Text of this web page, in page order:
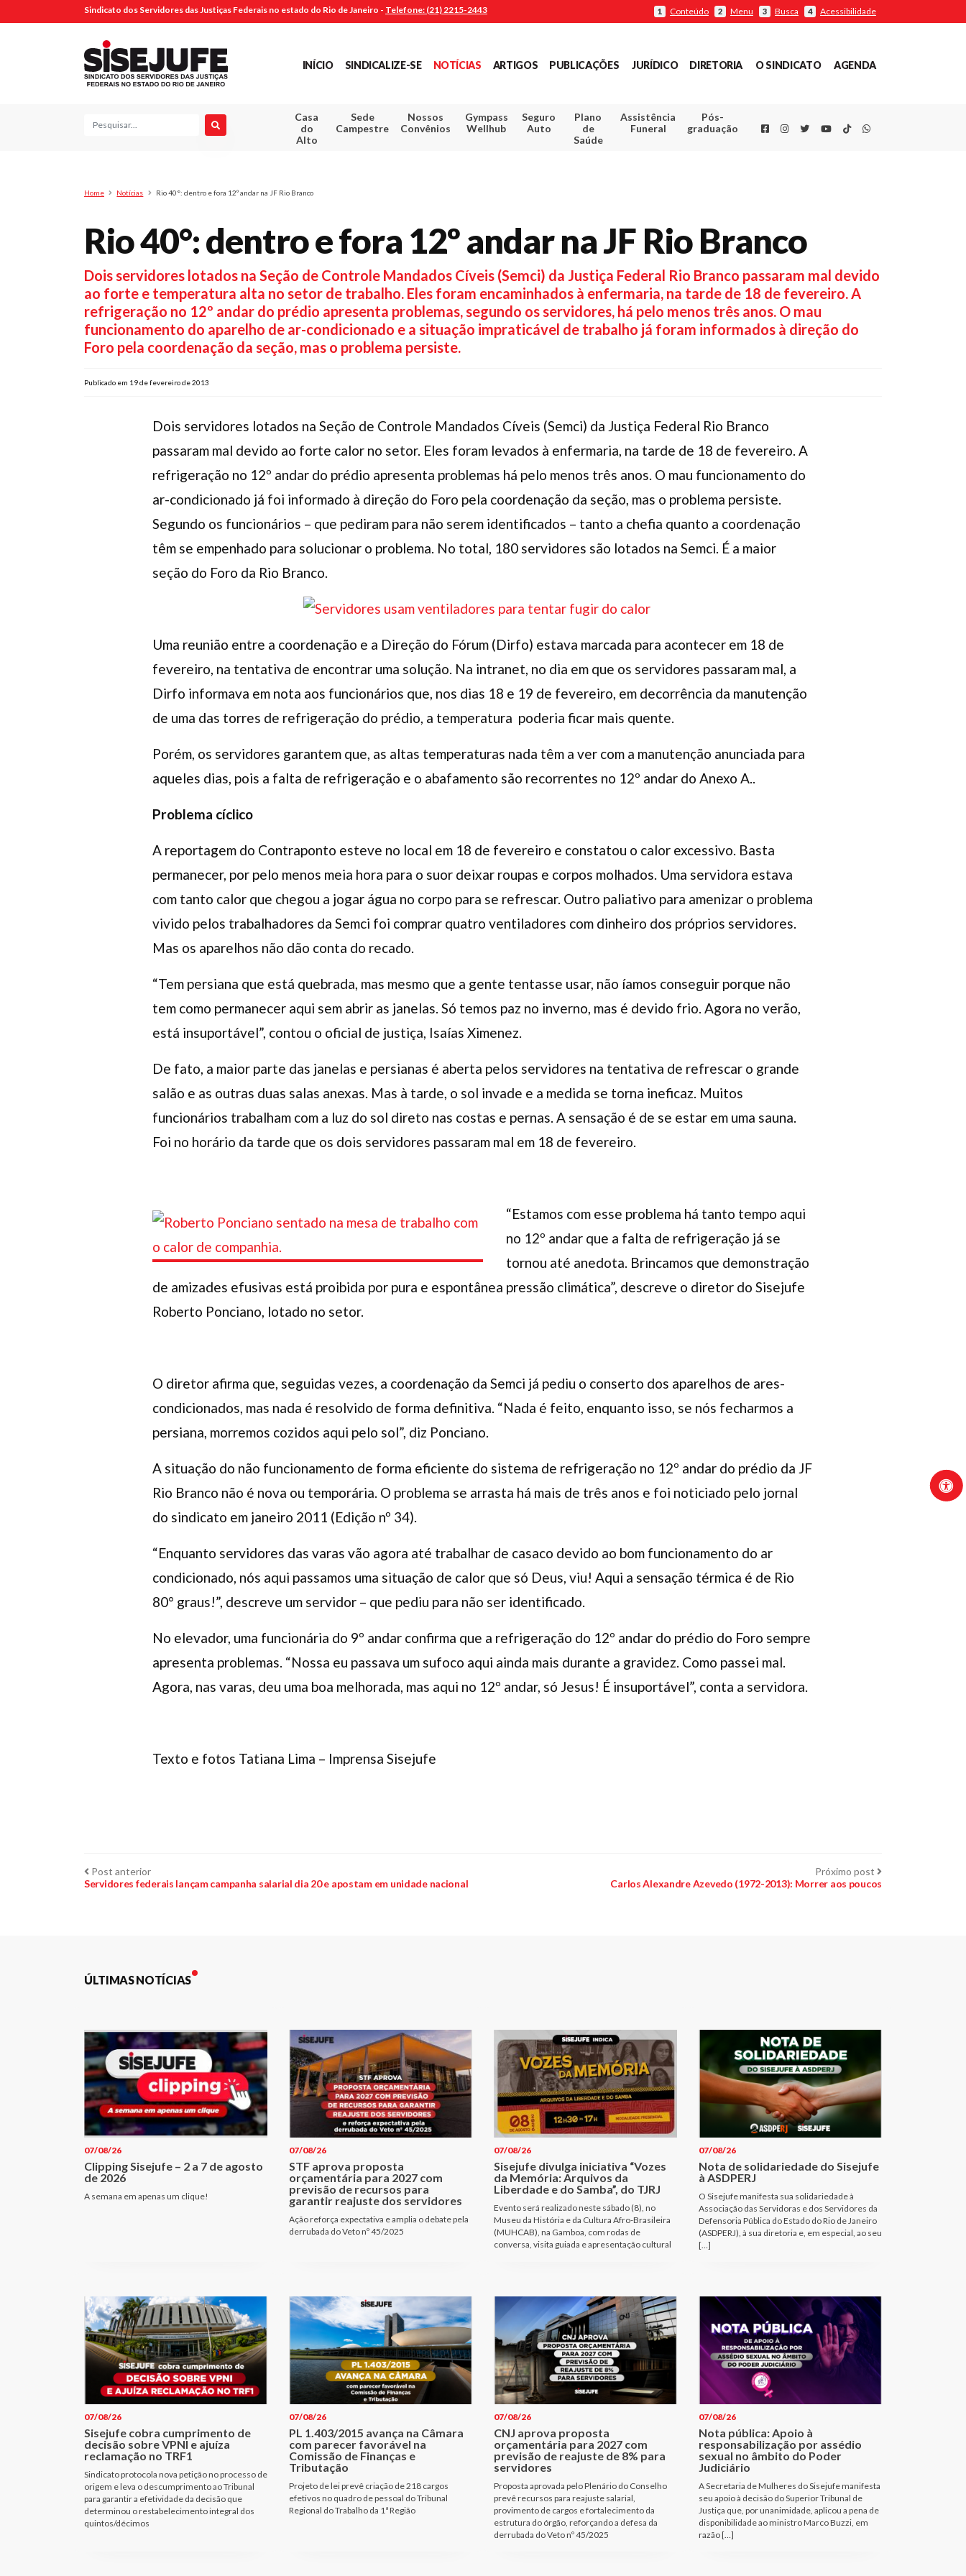
Sindicato dos Servidores das Justiças Federais no estado do Rio de Janeiro - Telefone: (21) 2215-2443 1 Conteúdo 2 Menu 3 Busca 4 Acessibilidade
INÍCIO SINDICALIZE-SE NOTÍCIAS ARTIGOS PUBLICAÇÕES JURÍDICO DIRETORIA O SINDICATO AGENDA
Pesquisa
Casa
do
Alto
Sede
Campestre
Nossos
Convênios
Gympass
Wellhub
Seguro
Auto
Plano
de
Saúde
Assistência
Funeral
Pós-
graduação
FacebookInstagram
TwitterYoutube
TikTokWhatsapp
Home Notícias Rio 40°: dentro e fora 12º andar na JF Rio Branco
Rio 40°: dentro e fora 12º andar na JF Rio Branco
Dois servidores lotados na Seção de Controle Mandados Cíveis (Semci) da Justiça Federal Rio Branco passaram mal devido
ao forte e temperatura alta no setor de trabalho. Eles foram encaminhados à enfermaria, na tarde de 18 de fevereiro. A
refrigeração no 12º andar do prédio apresenta problemas, segundo os servidores, há pelo menos três anos. O mau
funcionamento do aparelho de ar-condicionado e a situação impraticável de trabalho já foram informados à direção do
Foro pela coordenação da seção, mas o problema persiste.
Publicado em 19 de fevereiro de 2013
Dois servidores lotados na Seção de Controle Mandados Cíveis (Semci) da Justiça Federal Rio Branco
passaram mal devido ao forte calor no setor. Eles foram levados à enfermaria, na tarde de 18 de fevereiro. A
refrigeração no 12º andar do prédio apresenta problemas há pelo menos três anos. O mau funcionamento do
ar-condicionado já foi informado à direção do Foro pela coordenação da seção, mas o problema persiste.
Segundo os funcionários – que pediram para não serem identificados – tanto a chefia quanto a coordenação
têm se empenhado para solucionar o problema. No total, 180 servidores são lotados na Semci. É a maior
seção do Foro da Rio Branco.
Uma reunião entre a coordenação e a Direção do Fórum (Dirfo) estava marcada para acontecer em 18 de
fevereiro, na tentativa de encontrar uma solução. Na intranet, no dia em que os servidores passaram mal, a
Dirfo informava em nota aos funcionários que, nos dias 18 e 19 de fevereiro, em decorrência da manutenção
de uma das torres de refrigeração do prédio, a temperatura poderia ficar mais quente.
Porém, os servidores garantem que, as altas temperaturas nada têm a ver com a manutenção anunciada para
aqueles dias, pois a falta de refrigeração e o abafamento são recorrentes no 12º andar do Anexo A..
Problema cíclico
A reportagem do Contraponto esteve no local em 18 de fevereiro e constatou o calor excessivo. Basta
permanecer, por pelo menos meia hora para o suor deixar roupas e corpos molhados. Uma servidora estava
com tanto calor que chegou a jogar água no corpo para se refrescar. Outro paliativo para amenizar o problema
vivido pelos trabalhadores da Semci foi comprar quatro ventiladores com dinheiro dos próprios servidores.
Mas os aparelhos não dão conta do recado.
“Tem persiana que está quebrada, mas mesmo que a gente tentasse usar, não íamos conseguir porque não
tem como permanecer aqui sem abrir as janelas. Só temos paz no inverno, mas é devido frio. Agora no verão,
está insuportável”, contou o oficial de justiça, Isaías Ximenez.
De fato, a maior parte das janelas e persianas é aberta pelos servidores na tentativa de refrescar o grande
salão e as outras duas salas anexas. Mas à tarde, o sol invade e a medida se torna ineficaz. Muitos
funcionários trabalham com a luz do sol direto nas costas e pernas. A sensação é de se estar em uma sauna.
Foi no horário da tarde que os dois servidores passaram mal em 18 de fevereiro.
“Estamos com esse problema há tanto tempo aqui
no 12º andar que a falta de refrigeração já se
tornou até anedota. Brincamos que demonstração
de amizades efusivas está proibida por pura e espontânea pressão climática”, descreve o diretor do Sisejufe
Roberto Ponciano, lotado no setor.
O diretor afirma que, seguidas vezes, a coordenação da Semci já pediu o conserto dos aparelhos de ares-
condicionados, mas nada é resolvido de forma definitiva. “Nada é feito, enquanto isso, se nós fecharmos a
persiana, morremos cozidos aqui pelo sol”, diz Ponciano.
A situação do não funcionamento de forma eficiente do sistema de refrigeração no 12º andar do prédio da JF
Rio Branco não é nova ou temporária. O problema se arrasta há mais de três anos e foi noticiado pelo jornal
do sindicato em janeiro 2011 (Edição nº 34).
“Enquanto servidores das varas vão agora até trabalhar de casaco devido ao bom funcionamento do ar
condicionado, nós aqui passamos uma situação de calor que só Deus, viu! Aqui a sensação térmica é de Rio
80° graus!”, descreve um servidor – que pediu para não ser identificado.
No elevador, uma funcionária do 9º andar confirma que a refrigeração do 12º andar do prédio do Foro sempre
apresenta problemas. “Nossa eu passava um sufoco aqui ainda mais durante a gravidez. Como passei mal.
Agora, nas varas, deu uma boa melhorada, mas aqui no 12º andar, só Jesus! É insuportável”, conta a servidora.
Texto e fotos Tatiana Lima – Imprensa Sisejufe
Navegação
Post anteriorPost
anterior:
Servidores federais lançam campanha salarial dia 20 e apostam em unidade nacional
Próximo post Próximo
Carlos Alexandre Azevedo (1972-2013): Morrer aos poucos
ÚLTIMAS NOTÍCIAS
07/08/26
Clipping Sisejufe – 2 a 7 de agosto
de 2026
A semana em apenas um clique!
07/08/26
STF aprova proposta
orçamentária para 2027 com
previsão de recursos para
garantir reajuste dos servidores
Ação reforça expectativa e amplia o debate pela
derrubada do Veto nº 45/2025
07/08/26
Sisejufe divulga iniciativa “Vozes
da Memória: Arquivos da
Liberdade e do Samba”, do TJRJ
Evento será realizado neste sábado (8), no
Museu da História e da Cultura Afro-Brasileira
(MUHCAB), na Gamboa, com rodas de
conversa, visita guiada e apresentação cultural
07/08/26
Nota de solidariedade do Sisejufe
à ASDPERJ
O Sisejufe manifesta sua solidariedade à
Associação das Servidoras e dos Servidores da
Defensoria Pública do Estado do Rio de Janeiro
(ASDPERJ), à sua diretoria e, em especial, ao seu
[…]
07/08/26
Sisejufe cobra cumprimento de
decisão sobre VPNI e ajuíza
reclamação no TRF1
Sindicato protocola nova petição no processo de
origem e leva o descumprimento ao Tribunal
para garantir a efetividade da decisão que
determinou o restabelecimento integral dos
quintos/décimos
07/08/26
PL 1.403/2015 avança na Câmara
com parecer favorável na
Comissão de Finanças e
Tributação
Projeto de lei prevê criação de 218 cargos
efetivos no quadro de pessoal do Tribunal
Regional do Trabalho da 1ª Região
07/08/26
CNJ aprova proposta
orçamentária para 2027 com
previsão de reajuste de 8% para
servidores
Proposta aprovada pelo Plenário do Conselho
prevê recursos para reajuste salarial,
provimento de cargos e fortalecimento da
estrutura do órgão, reforçando a defesa da
derrubada do Veto nº 45/2025
07/08/26
Nota pública: Apoio à
responsabilização por assédio
sexual no âmbito do Poder
Judiciário
A Secretaria de Mulheres do Sisejufe manifesta
seu apoio à decisão do Superior Tribunal de
Justiça que, por unanimidade, aplicou a pena de
disponibilidade ao ministro Marco Buzzi, em
razão […]